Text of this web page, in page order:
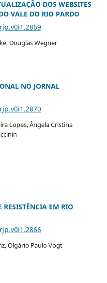
DOS WEBSITES
VALE DO RIO PARDO
Douglas Wegner
NO JORNAL
Lopes, Ângela Cristina
RESISTÊNCIA EM RIO
Olgário Paulo Vogt